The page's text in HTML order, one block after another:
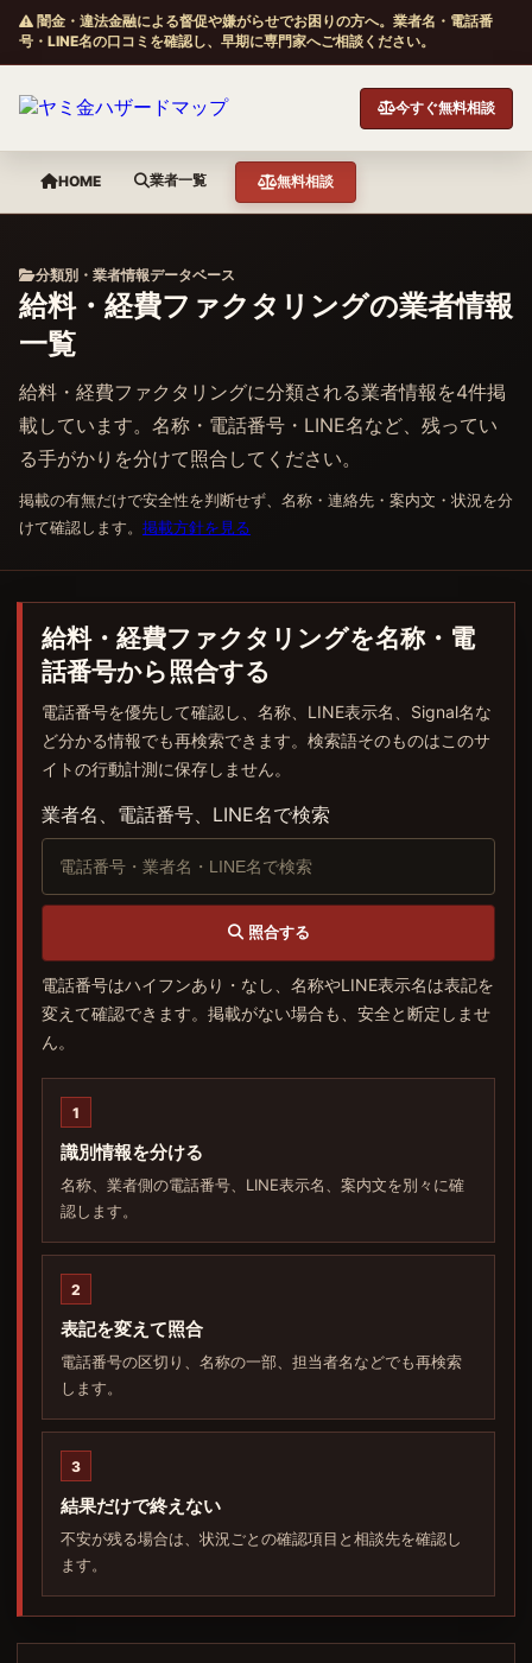
闇金・違法金融による督促や嫌がらせでお困りの方へ。業者名・電話番
号・LINE名の口コミを確認し、早期に専門家へご相談ください。
今すぐ無料相談
HOME 業者一覧 無料相談
分類別・業者情報データベース
給料・経費ファクタリングの業者情報
一覧
給料・経費ファクタリングに分類される業者情報を4件掲
載しています。名称・電話番号・LINE名など、残ってい
る手がかりを分けて照合してください。
掲載の有無だけで安全性を判断せず、名称・連絡先・案内文・状況を分
けて確認します。 掲載方針を見る
給料・経費ファクタリングを名称・電
話番号から照合する
電話番号を優先して確認し、名称、LINE表示名、Signal名な
ど分かる情報でも再検索できます。検索語そのものはこのサ
イトの行動計測に保存しません。
業者名、電話番号、LINE名で検索
照合する
電話番号はハイフンあり・なし、名称やLINE表示名は表記を
変えて確認できます。掲載がない場合も、安全と断定しませ
ん。
1
識別情報を分ける
名称、業者側の電話番号、LINE表示名、案内文を別々に確
認します。
2
表記を変えて照合
電話番号の区切り、名称の一部、担当者名などでも再検索
します。
3
結果だけで終えない
不安が残る場合は、状況ごとの確認項目と相談先を確認し
ます。